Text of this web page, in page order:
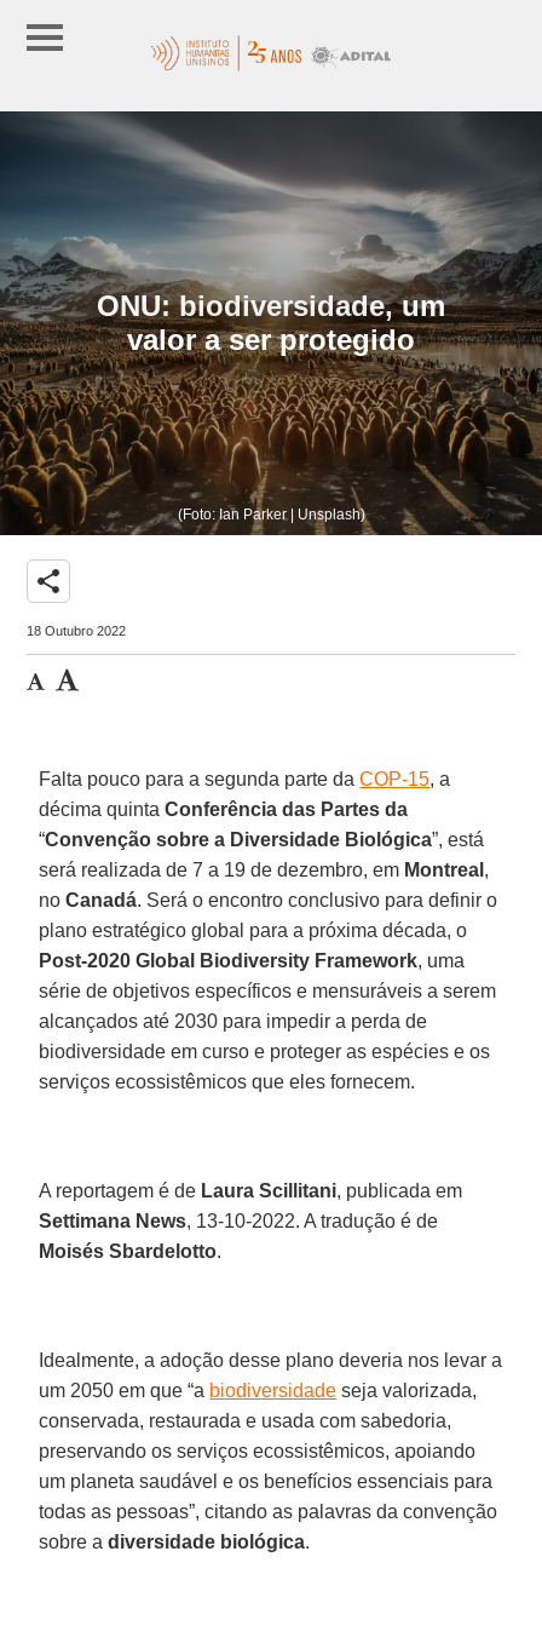
ONU: biodiversidade, um
valor a ser protegido
(Foto: Ian Parker | Unsplash)
share
18 Outubro 2022
Falta pouco para a segunda parte daCOP-15, a
décima quintaConferência das Partes da
“Convenção sobre a Diversidade Biológica”, está
será realizada de 7 a 19 de dezembro, em Montreal ,
noCanadá. Será o encontro conclusivo para definir o
plano estratégico global para a próxima década, o
Post-2020 Global Biodiversity Framework, uma
série de objetivos específicos e mensuráveis a serem
alcançados até 2030 para impedir a perda de
biodiversidade em curso e proteger as espécies e os
serviços ecossistêmicos que eles fornecem.
A reportagem é de Laura Scillitani, publicada em
Settimana News, 13-10-2022. A tradução é de
Moisés Sbardelotto.
Idealmente, a adoção desse plano deveria nos levar a
um 2050 em que “a biodiversidade seja valorizada,
conservada, restaurada e usada com sabedoria,
preservando os serviços ecossistêmicos, apoiando
um planeta saudável e os benefícios essenciais para
todas as pessoas”, citando as palavras da convenção
sobre adiversidade biológica.